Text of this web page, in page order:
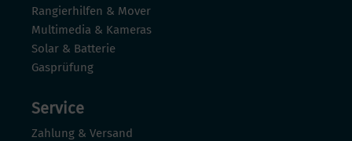
Rangierhilfen & Mover
Multimedia & Kameras
Solar & Batterie
Gasprüfung
Service
Zahlung & Versand